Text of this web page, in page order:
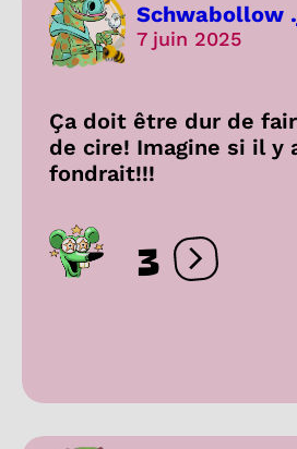
Schwabollow
7 juin 2025
Ça doit être dur de
de cire! Imagine si il y
fondrait!!!
3 Ouvrir les